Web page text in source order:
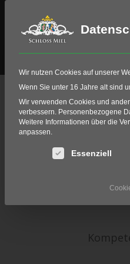
HIO Fitting
Golf
Home Events
Wir nutzen Cookies auf unserer
Wenn Sie unter 16 Jahre alt sind
Wir verwenden Cookies und
verbessern. Personenbezogene
Weitere Informationen über die
anpassen.
Es folgt eine Liste der
Essenziell